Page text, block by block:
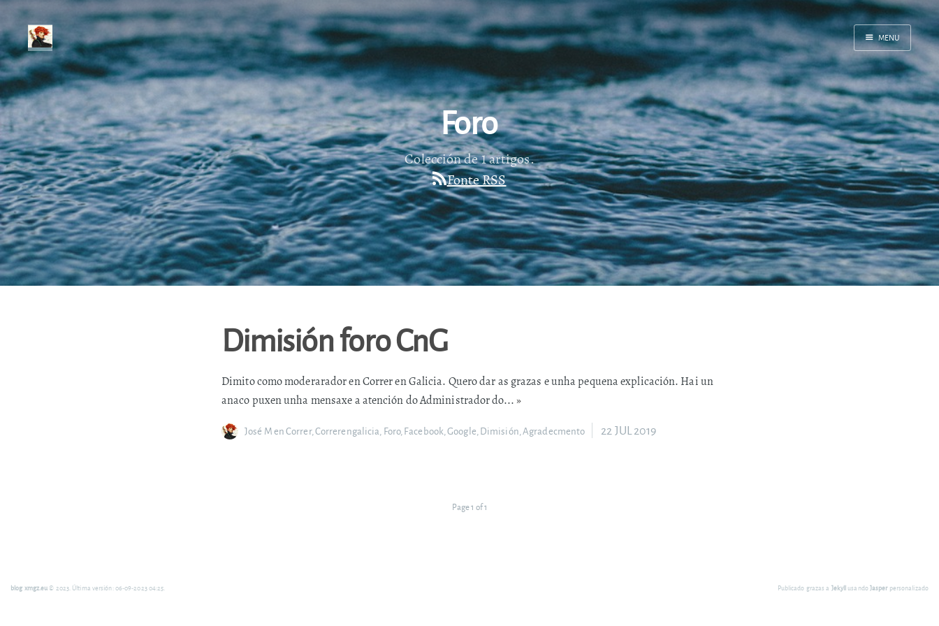
Inicio
Correr
Fediverso
Libros
Foto
Acerca de
MENU
Foro
Colección de 1 artigos.
Fonte RSS
Dimisión foro CnG
Dimito como moderarador en Correr en Galicia. Quero dar as grazas e unha pequena explicación. Hai un
anaco puxen unha mensaxe a atención do Administrador do... »
José MenCorrer, Correrengalicia Foro, Facebook ,Google Dimisión Agradecmento 22 JUL 2019
Page 1 of 1
blog xmgz.eu© 2023. Última versión: 06-09-2023 04:25. Publicado grazas a Jekyll usandoJasperpersonalizado